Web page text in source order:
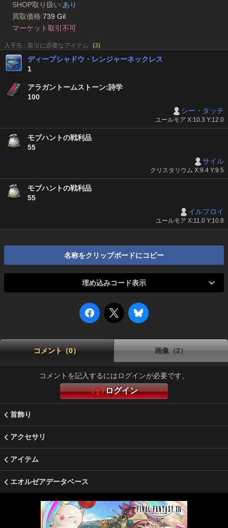
SHOP取り扱い:あり
買取価格:739 Gil
マーケット取引不可
入手先 : 取引に必要なアイテム (3)
ディープシャドウ・レンジャーネックレス
1
アラガントームストーン:詩学
100
シー・タッチ
ユールモア X:10.3 Y:12.0
モブハントの戦利品
55
サイル
クリスタリウム X:9.4 Y:9.5
モブハントの戦利品
55
イルフロイ
ユールモア X:11.0 Y:10.8
名称をクリップボードにコピー
埋め込みコード表示
コメント（0） 画像（2）
コメントを記入するにはログインが必要です。
ログイン
首飾り
アクセサリ
アイテム
エオルゼアデータベース